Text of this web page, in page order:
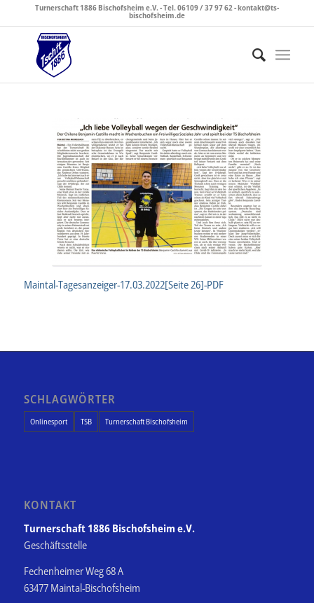
Turnerschaft 1886 Bischofsheim e.V. - Tel. 06109 / 37 97 62 - kontakt@ts-
bischofsheim.de
Maintal-Tagesanzeiger-17.03.2022[Seite 26]-PDF
SCHLAGWÖRTER
Onlinesport TSB Turnerschaft Bischofsheim
KONTAKT
Turnerschaft 1886 Bischofsheim e.V.
Geschäftsstelle
Fechenheimer Weg 68 A
63477 Maintal-Bischofsheim